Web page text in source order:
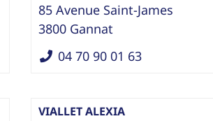
85 Avenue Saint-James
3800 Gannat
04 70 90 01 63
VIALLET ALEXIA